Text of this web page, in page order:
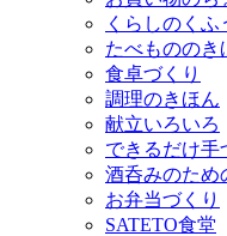
くらしのくふ
たべもののき
食卓づくり
調理のきほん
献立いろいろ
できるだけ手
酒呑みのため
お弁当づくり
SATETO食堂